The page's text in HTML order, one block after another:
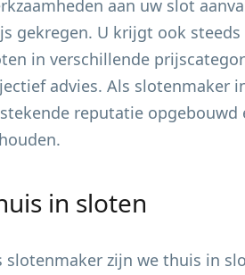
aan uw slot
gekregen. U krijgt ook
in verschillende
advies. Als slotenmaker
reputatie opgebouwd
in sloten
slotenmaker zijn we thuis in